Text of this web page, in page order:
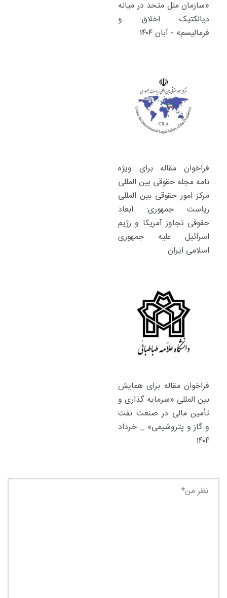
«سازمان ملل متحد در میانه
دیالکتیک اخلاق و
فرمالیسم» - آبان ۱۴۰۴
فراخوان مقاله برای ویژه
نامه مجله حقوقی بین المللی
مرکز امور حقوقی بین المللی
ریاست جمهوری: ابعاد
حقوقی تجاوز آمریکا و رژیم
اسرائیل علیه جمهوری
اسلامی ایران
فراخوان مقاله برای همایش
بین المللی «سرمایه گذاری و
تأمین مالی در صنعت نفت
و گاز و پتروشیمی» _ خرداد
۱۴۰۴